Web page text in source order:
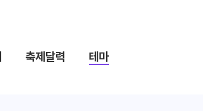
축제달력 테마